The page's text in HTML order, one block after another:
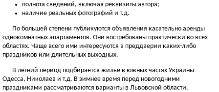
полнота сведений, включая реквизиты автора;
наличие реальных фотографий и т.д.
По большей степени публикуются объявления касательно аренды
однокомнатных апартаментов. Они востребованы практически во всех
областях. Чаще всего ими интересуются в преддверии каких-либо
праздников или длительных выходных.
В летний период подбирается жилье в южных частях Украины –
Одесса, Николаев и т.д. В зимнее время перед новогодними
праздниками рассматриваются варианты в Львовской области,